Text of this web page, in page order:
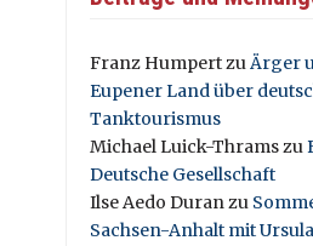
Franz HumpertzuÄrger
Eupener Land über
Tanktourismus
Michael Luick-Thramszu
Deutsche Gesellschaft
Ilse Aedo Duranzu
Sachsen-Anhalt mit